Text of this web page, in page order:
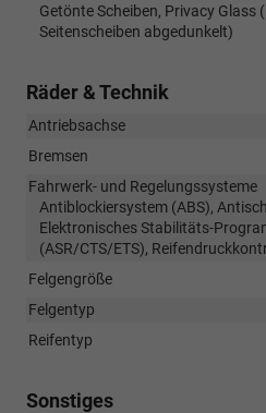
Getönte Scheiben, Privacy Glass
Seitenscheiben abgedunkelt)
Räder & Technik
Antriebsachse
Bremsen
Fahrwerk- und Regelungssysteme
Antiblockiersystem (ABS),
Elektronisches Stabilitäts-
(ASR/CTS/ETS),
Felgengröße
Felgentyp
Reifentyp
Sonstiges